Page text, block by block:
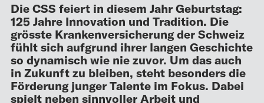
Die CSS feiert in diesem Jahr Geburtstag:
125 Jahre Innovation und Tradition. Die
grösste Krankenversicherung der Schweiz
fühlt sich aufgrund ihrer langen Geschichte
so dynamisch wie nie zuvor. Um das auch
in Zukunft zu bleiben, steht besonders die
Förderung junger Talente im Fokus. Dabei
spielt neben sinnvoller Arbeit und